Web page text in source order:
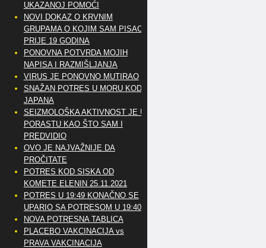
UKAZANOJ POMOĆI
NOVI DOKAZ O KRVNIM
GRUPAMA O KOJIM SAM PISAO
PRIJE 19 GODINA
PONOVNA POTVRDA MOJIH
NAPISA I RAZMIŠLJANJA
VIRUS JE PONOVNO MUTIRAO
SNAŽAN POTRES U MORU KOD
JAPANA
SEIZMOLOŠKA AKTIVNOST JE U
PORASTU KAO ŠTO SAM I
PREDVIDIO
OVO JE NAJVAŽNIJE DA
PROČITATE
POTRES KOD SISKA OD
KOMETE ELENIN 25.11.2021
POTRES U 19:49 KONAČNO SE
UPARIO SA POTRESOM U 19:40
NOVA POTRESNA TABLICA
PLACEBO VAKCINACIJA vs
PRAVA VAKCINACIJA